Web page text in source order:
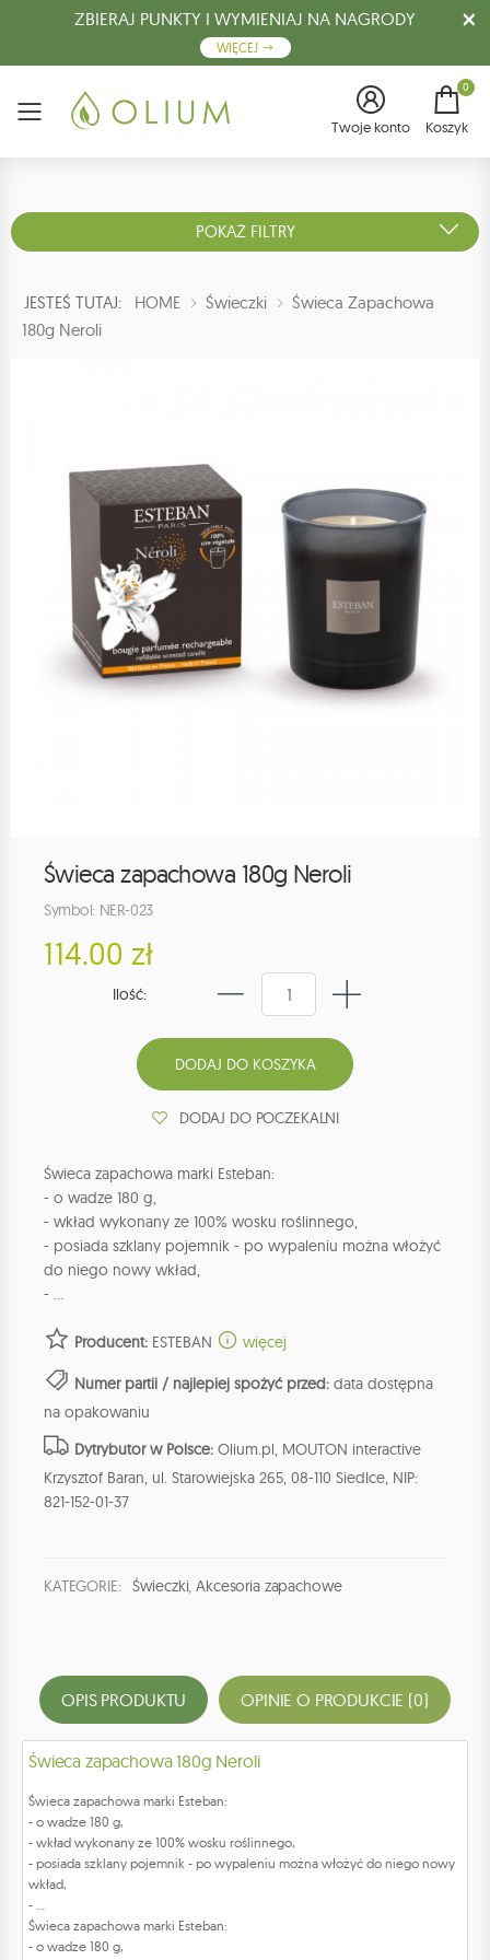
ZBIERAJ PUNKTY I WYMIENIAJ NA NAGRODY
WIĘCEJ
Menu Twoje konto
0
Koszyk
POKAŻ FILTRY
JESTEŚ TUTAJ: HOME Świeczki
Świeca Zapachowa
180g Neroli
Świeca zapachowa 180g Neroli
Symbol: NER-023
114.00 zł
Ilość:
DODAJ DO POCZEKALNI
Świeca zapachowa marki Esteban:
- o wadze 180 g,
- wkład wykonany ze 100% wosku roślinnego,
- posiada szklany pojemnik - po wypaleniu można włożyć
do niego nowy wkład,
- ...
Producent: ESTEBAN więcej
Numer partii / najlepiej spożyć przed: data dostępna
na opakowaniu
Dytrybutor w Polsce: Olium.pl, MOUTON interactive
Krzysztof Baran, ul. Starowiejska 265, 08-110 Siedlce, NIP:
821-152-01-37
KATEGORIE: Świeczki,Akcesoria zapachowe
OPIS PRODUKTU OPINIE O PRODUKCIE (0)
Świeca zapachowa 180g Neroli
Świeca zapachowa marki Esteban:
- o wadze 180 g,
- wkład wykonany ze 100% wosku roślinnego,
- posiada szklany pojemnik - po wypaleniu można włożyć do niego nowy
wkład,
- ...
Świeca zapachowa marki Esteban:
- o wadze 180 g,